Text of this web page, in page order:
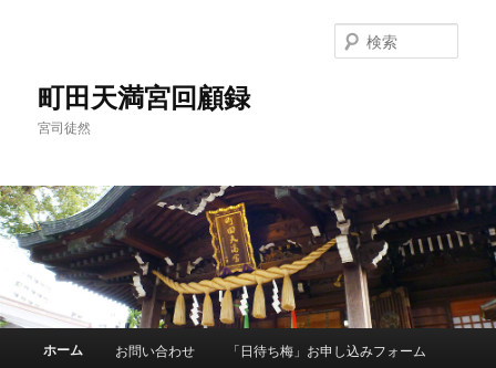
へ
移
動
移
動
町田天満宮回顧録
宮司徒然
索
ホーム お問い合わせ 「日待ち梅」お申し込みフォーム